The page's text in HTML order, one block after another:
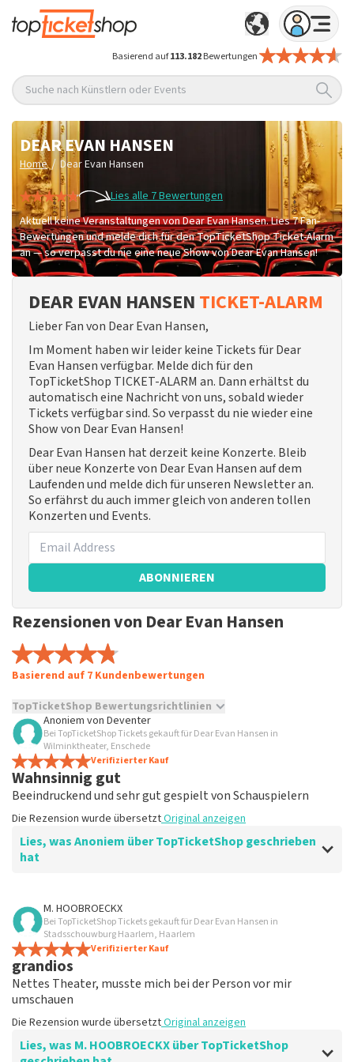
Basierend auf113.182Bewertungen
Suche nach Künstlern oder Events
DEAR EVAN HANSEN
Home / Dear Evan Hansen
Lies alle 7 Bewertungen
Aktuell keine Veranstaltungen von Dear Evan Hansen. Lies 7 Fan-
Bewertungen und melde dich für den TopTicketShop Ticket-Alarm
an — so verpasst du nie eine neue Show von Dear Evan Hansen!
DEAR EVAN HANSEN TICKET-ALARM
Lieber Fan von Dear Evan Hansen,
Im Moment haben wir leider keine Tickets für Dear
Evan Hansen verfügbar. Melde dich für den
TopTicketShop TICKET-ALARM an. Dann erhältst du
automatisch eine Nachricht von uns, sobald wieder
Tickets verfügbar sind. So verpasst du nie wieder eine
Show von Dear Evan Hansen!
Dear Evan Hansen hat derzeit keine Konzerte. Bleib
über neue Konzerte von Dear Evan Hansen auf dem
Laufenden und melde dich für unseren Newsletter an.
So erfährst du auch immer gleich von anderen tollen
Konzerten und Events.
ABONNIEREN
Rezensionen von Dear Evan Hansen
Basierend auf 7 Kundenbewertungen
TopTicketShop Bewertungsrichtlinien
TopTicketShop sammelt Bewertungen von echten Kunden.
Es ist nicht möglich, eine Bewertung abzugeben, wenn du
keine Tickets bei TopTicketShop gekauft hast. Beiträge mit
beleidigender Sprache und/oder falschen Angaben werden
nicht veröffentlicht. Es kann einige Wochen dauern, bis eine
Bewertung veröffentlicht wird.
Anoniem von Deventer
Bei TopTicketShop Tickets gekauft für Dear Evan Hansen in
Wilminktheater, Enschede
Verifizierter Kauf
Wahnsinnig gut
Beeindruckend und sehr gut gespielt von Schauspielern
Die Rezension wurde übersetztOriginal anzeigen
Lies, was Anoniem über TopTicketShop geschrieben
hat
Bewertung von Anoniem über
gut
Die Rezension wurde übersetzt
M. HOOBROECKX
Bei TopTicketShop Tickets gekauft für Dear Evan Hansen in
Stadsschouwburg Haarlem, Haarlem
Verifizierter Kauf
grandios
Nettes Theater, musste mich bei der Person vor mir
umschauen
Die Rezension wurde übersetztOriginal anzeigen
Lies, was M. HOOBROECKX über TopTicketShop